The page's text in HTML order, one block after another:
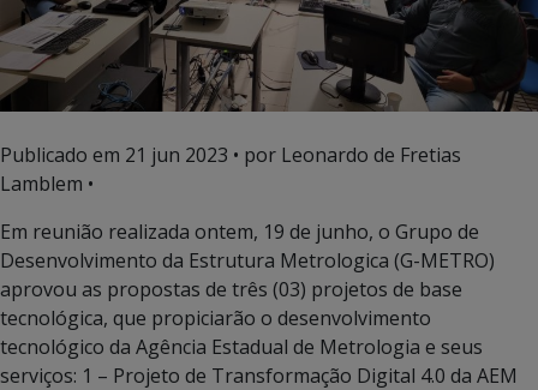
Publicado em 21 jun 2023 • por Leonardo de Fretias
Lamblem •
Em reunião realizada ontem, 19 de junho, o Grupo de
Desenvolvimento da Estrutura Metrologica (G-METRO)
aprovou as propostas de três (03) projetos de base
tecnológica, que propiciarão o desenvolvimento
tecnológico da Agência Estadual de Metrologia e seus
serviços: 1 – Projeto de Transformação Digital 4.0 da AEM